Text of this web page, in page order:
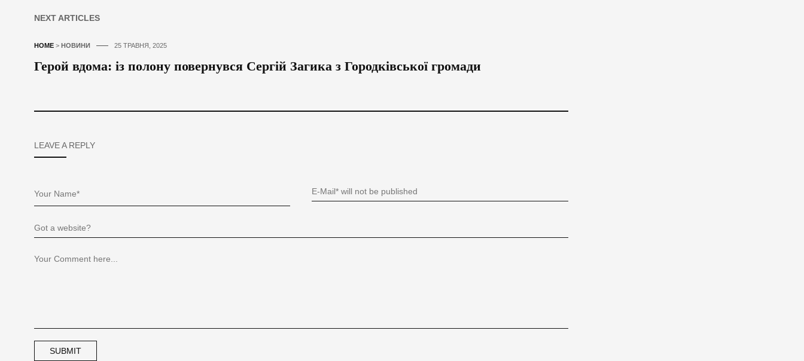
NEXT ARTICLES
HOME > НОВИНИ 25 ТРАВНЯ, 2025
Герой вдома: із полону повернувся Сергій Загика з Городківської громади
LEAVE A REPLY